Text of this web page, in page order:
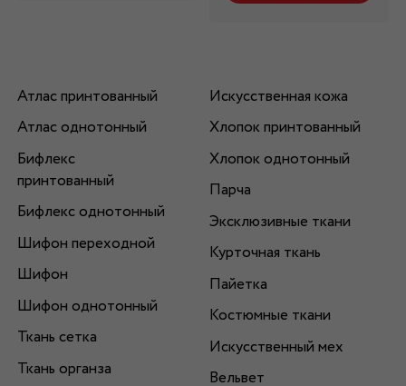
Атлас принтованный
Атлас однотонный
Бифлекс
принтованный
Бифлекс однотонный
Шифон переходной
Шифон
Шифон однотонный
Ткань сетка
Ткань органза
Искусственная кожа
Хлопок принтованный
Хлопок однотонный
Парча
Эксклюзивные ткани
Курточная ткань
Пайетка
Костюмные ткани
Искусственный мех
Вельвет